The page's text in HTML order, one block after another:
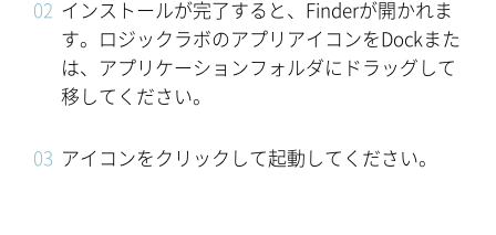
インストールが完了すると、Finderが開かれま
す。ロジックラボのアプリアイコンをDockまた
は、アプリケーションフォルダにドラッグして
移してください。
アイコンをクリックして起動してください。